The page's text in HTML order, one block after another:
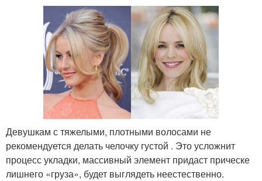
Девушкам с тяжелыми, плотными волосами не
рекомендуется делать челочку густой . Это усложнит
процесс укладки, массивный элемент придаст прическе
лишнего «груза», будет выглядеть неестественно.